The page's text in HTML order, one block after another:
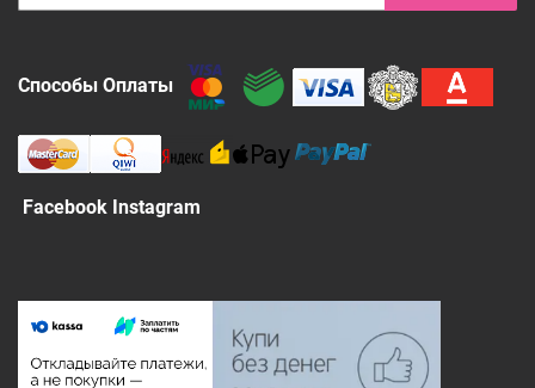
Способы Оплаты
Facebook Instagram